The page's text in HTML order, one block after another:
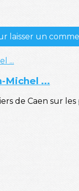
laisser un
Michel ...
de Caen sur les